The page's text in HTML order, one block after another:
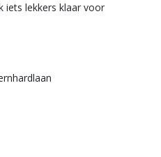
iets lekkers klaar voor